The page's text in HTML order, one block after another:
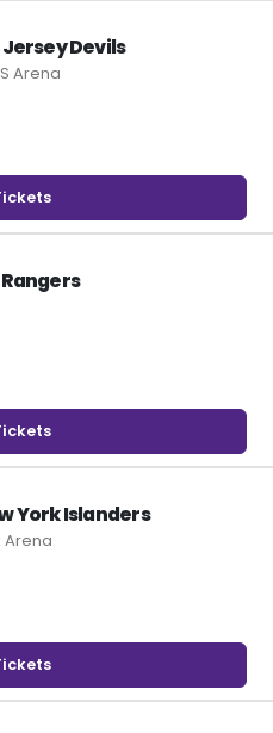
Devils
Arena
York Islanders